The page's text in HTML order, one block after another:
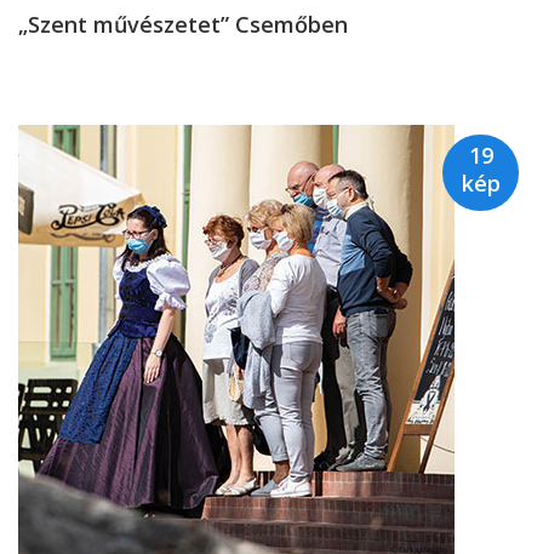
„Szent művészetet” Csemőben
19
kép